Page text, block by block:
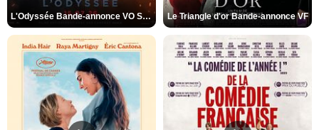
L'Odyssée Bande-annonce VO STFR Le Triangle d'or Bande-annonce VF